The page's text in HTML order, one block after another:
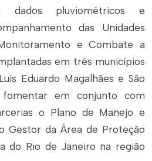
dados pluviométricos e
das Unidades
e Combate a
em três municípios
Eduardo Magalhães e São
em conjunto com
o Plano de Manejo e
Gestor da Área de Proteção
do Rio de Janeiro na região